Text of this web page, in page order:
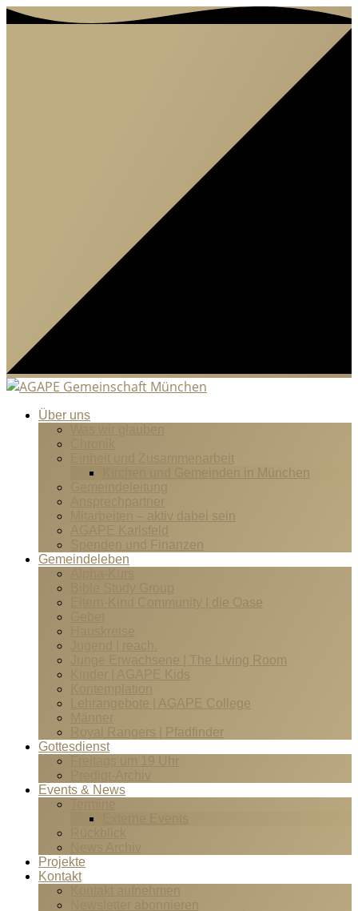
Über uns
Einheit und Zusammenarbeit
Kirchen und Gemeinden in München
Mitarbeiten – aktiv dabei sein
Spenden und Finanzen
Gemeindeleben
Eltern-Kind Community | die Oase
Junge Erwachsene | The Living Room
Lehrangebote | AGAPE College
Royal Rangers | Pfadfinder
Gottesdienst
Events & News
Projekte
Kontakt